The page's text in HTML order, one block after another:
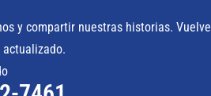
y compartir nuestras historias. Vuelve